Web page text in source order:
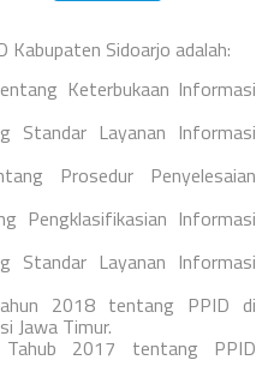
Kabupaten Sidoarjo adalah:
Keterbukaan Informasi
Standar Layanan Informasi
Prosedur Penyelesaian
Pengklasifikasian Informasi
Standar Layanan Informasi
2018 tentang PPID di
Jawa Timur.
2017 tentang PPID